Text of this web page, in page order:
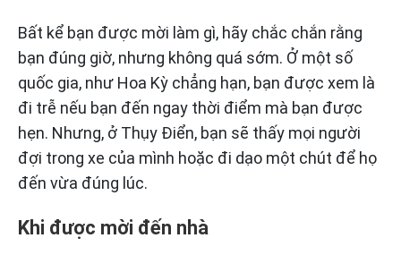
Bất kể bạn được mời làm gì, hãy chắc chắn rằng
bạn đúng giờ, nhưng không quá sớm. Ở một số
quốc gia, như Hoa Kỳ chẳng hạn, bạn được xem là
đi trễ nếu bạn đến ngay thời điểm mà bạn được
hẹn. Nhưng, ở Thụy Điển, bạn sẽ thấy mọi người
đợi trong xe của mình hoặc đi dạo một chút để họ
đến vừa đúng lúc.
Khi được mời đến nhà